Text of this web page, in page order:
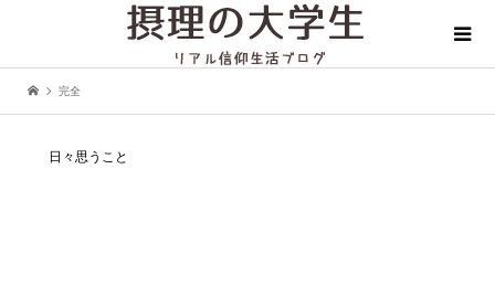
完全
日々思うこと